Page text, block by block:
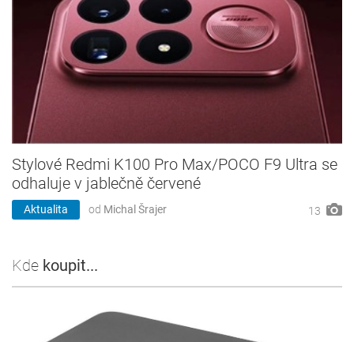
Stylové Redmi K100 Pro Max/POCO F9 Ultra se
odhaluje v jablečně červené
Aktualita od Michal Šrajer 13
Kde koupit...